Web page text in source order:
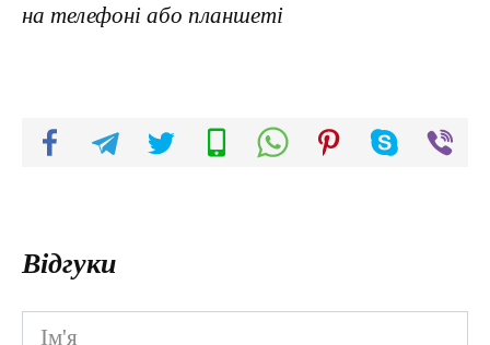
на телефоні або планшеті
Відгуки
Ім'я